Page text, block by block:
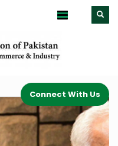
Connect With Us